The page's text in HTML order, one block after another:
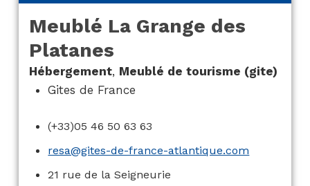
Meublé La Grange des
Platanes
Hébergement, Meublé de tourisme (gite)
Gites de France
(+33)05 46 50 63 63
resa@gites-de-france-atlantique.com
21 rue de la Seigneurie